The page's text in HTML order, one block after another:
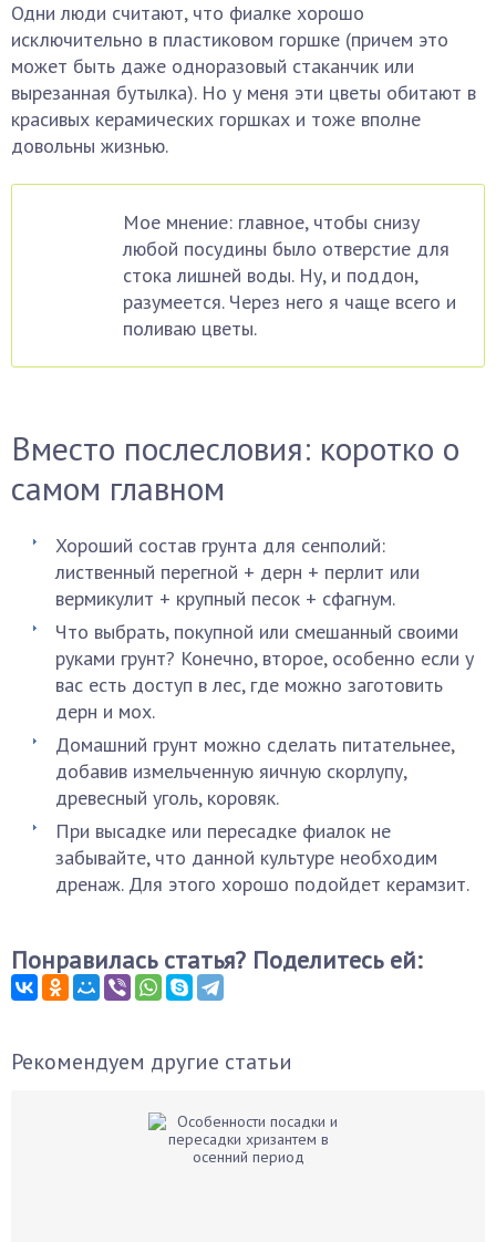
Одни люди считают, что фиалке хорошо
исключительно в пластиковом горшке (причем это
может быть даже одноразовый стаканчик или
вырезанная бутылка). Но у меня эти цветы обитают в
красивых керамических горшках и тоже вполне
довольны жизнью.
Мое мнение: главное, чтобы снизу
любой посудины было отверстие для
стока лишней воды. Ну, и поддон,
разумеется. Через него я чаще всего и
поливаю цветы.
Вместо послесловия: коротко о
самом главном
Хороший состав грунта для сенполий:
лиственный перегной + дерн + перлит или
вермикулит + крупный песок + сфагнум.
Что выбрать, покупной или смешанный своими
руками грунт? Конечно, второе, особенно если у
вас есть доступ в лес, где можно заготовить
дерн и мох.
Домашний грунт можно сделать питательнее,
добавив измельченную яичную скорлупу,
древесный уголь, коровяк.
При высадке или пересадке фиалок не
забывайте, что данной культуре необходим
дренаж. Для этого хорошо подойдет керамзит.
Понравилась статья? Поделитесь ей:
Рекомендуем другие статьи